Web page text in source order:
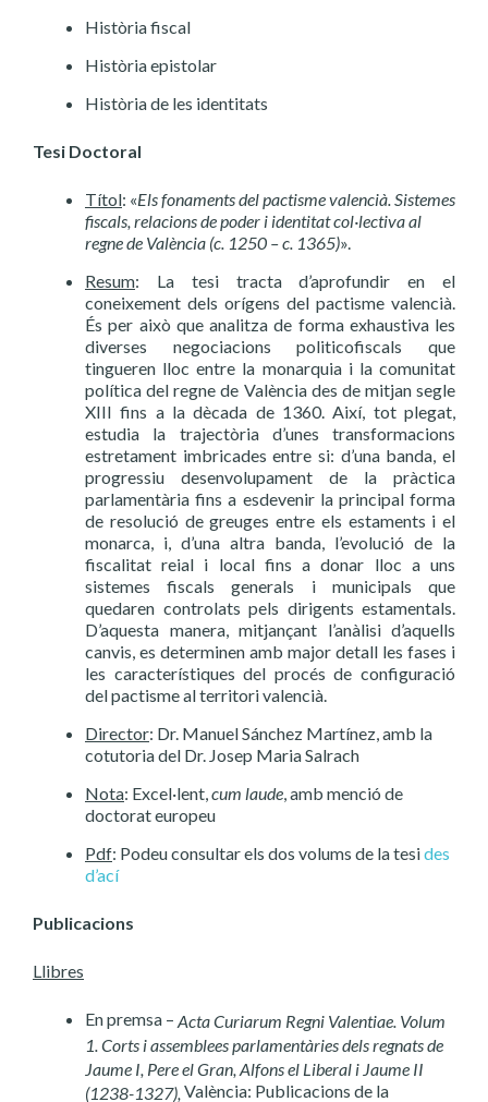
Història fiscal
Història epistolar
Història de les identitats
Tesi Doctoral
Títol: «Els fonaments del pactisme valencià. Sistemes
fiscals, relacions de poder i identitat col·lectiva al
regne de València (c. 1250 – c. 1365)».
Resum: La tesi tracta d’aprofundir en el
coneixement dels orígens del pactisme valencià.
És per això que analitza de forma exhaustiva les
diverses negociacions politicofiscals que
tingueren lloc entre la monarquia i la comunitat
política del regne de València des de mitjan segle
XIII fins a la dècada de 1360. Així, tot plegat,
estudia la trajectòria d’unes transformacions
estretament imbricades entre si: d’una banda, el
progressiu desenvolupament de la pràctica
parlamentària fins a esdevenir la principal forma
de resolució de greuges entre els estaments i el
monarca, i, d’una altra banda, l’evolució de la
fiscalitat reial i local fins a donar lloc a uns
sistemes fiscals generals i municipals que
quedaren controlats pels dirigents estamentals.
D’aquesta manera, mitjançant l’anàlisi d’aquells
canvis, es determinen amb major detall les fases i
les característiques del procés de configuració
del pactisme al territori valencià.
Director: Dr. Manuel Sánchez Martínez, amb la
cotutoria del Dr. Josep Maria Salrach
Nota: Excel·lent,cum laude, amb menció de
doctorat europeu
Pdf: Podeu consultar els dos volums de la tesides
d’ací
Publicacions
Llibres
En premsa – Acta Curiarum Regni Valentiae. Volum
1. Corts i assemblees parlamentàries dels regnats de
Jaume I, Pere el Gran, Alfons el Liberal i Jaume II
(1238-1327), València: Publicacions de la